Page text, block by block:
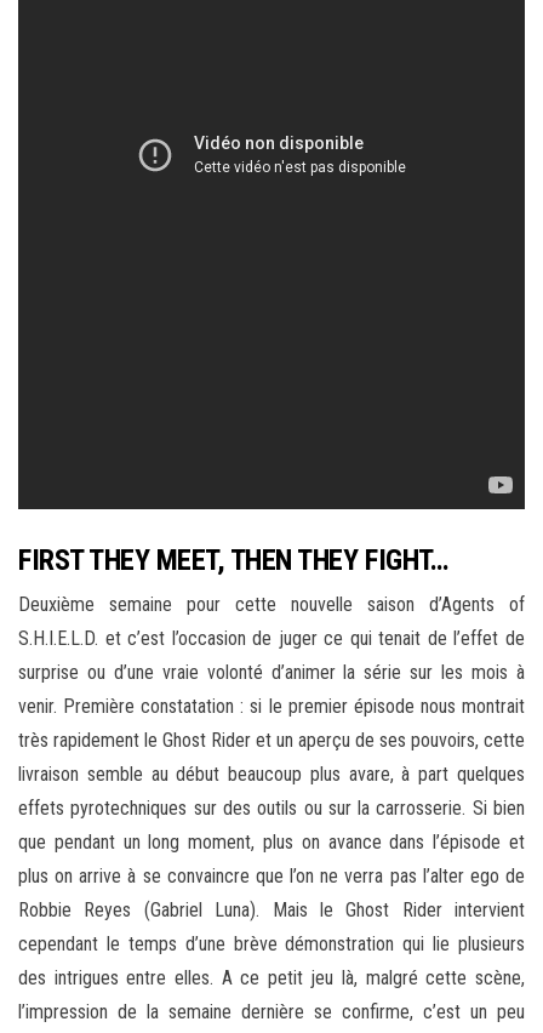
FIRST THEY MEET, THEN THEY FIGHT…
Deuxième semaine pour cette nouvelle saison d’Agents of
S.H.I.E.L.D. et c’est l’occasion de juger ce qui tenait de l’effet de
surprise ou d’une vraie volonté d’animer la série sur les mois à
venir. Première constatation : si le premier épisode nous montrait
très rapidement le Ghost Rider et un aperçu de ses pouvoirs, cette
livraison semble au début beaucoup plus avare, à part quelques
effets pyrotechniques sur des outils ou sur la carrosserie. Si bien
que pendant un long moment, plus on avance dans l’épisode et
plus on arrive à se convaincre que l’on ne verra pas l’alter ego de
Robbie Reyes (Gabriel Luna). Mais le Ghost Rider intervient
cependant le temps d’une brève démonstration qui lie plusieurs
des intrigues entre elles. A ce petit jeu là, malgré cette scène,
l’impression de la semaine dernière se confirme, c’est un peu